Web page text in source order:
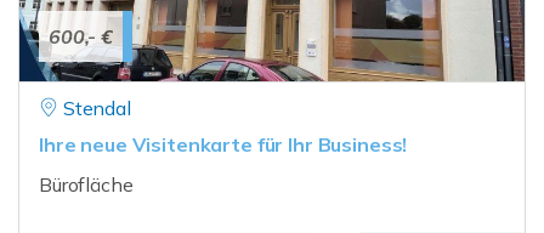
600,- €
Stendal
Ihre neue Visitenkarte für Ihr Business!
Bürofläche